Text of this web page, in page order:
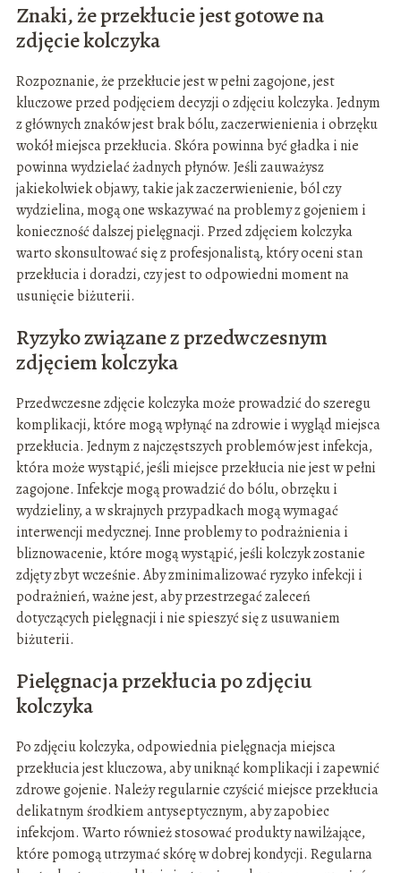
Znaki, że przekłucie jest gotowe na
zdjęcie kolczyka
Rozpoznanie, że przekłucie jest w pełni zagojone, jest
kluczowe przed podjęciem decyzji o zdjęciu kolczyka. Jednym
z głównych znaków jest brak bólu, zaczerwienienia i obrzęku
wokół miejsca przekłucia. Skóra powinna być gładka i nie
powinna wydzielać żadnych płynów. Jeśli zauważysz
jakiekolwiek objawy, takie jak zaczerwienienie, ból czy
wydzielina, mogą one wskazywać na problemy z gojeniem i
konieczność dalszej pielęgnacji. Przed zdjęciem kolczyka
warto skonsultować się z profesjonalistą, który oceni stan
przekłucia i doradzi, czy jest to odpowiedni moment na
usunięcie biżuterii.
Ryzyko związane z przedwczesnym
zdjęciem kolczyka
Przedwczesne zdjęcie kolczyka może prowadzić do szeregu
komplikacji, które mogą wpłynąć na zdrowie i wygląd miejsca
przekłucia. Jednym z najczęstszych problemów jest infekcja,
która może wystąpić, jeśli miejsce przekłucia nie jest w pełni
zagojone. Infekcje mogą prowadzić do bólu, obrzęku i
wydzieliny, a w skrajnych przypadkach mogą wymagać
interwencji medycznej. Inne problemy to podrażnienia i
bliznowacenie, które mogą wystąpić, jeśli kolczyk zostanie
zdjęty zbyt wcześnie. Aby zminimalizować ryzyko infekcji i
podrażnień, ważne jest, aby przestrzegać zaleceń
dotyczących pielęgnacji i nie spieszyć się z usuwaniem
biżuterii.
Pielęgnacja przekłucia po zdjęciu
kolczyka
Po zdjęciu kolczyka, odpowiednia pielęgnacja miejsca
przekłucia jest kluczowa, aby uniknąć komplikacji i zapewnić
zdrowe gojenie. Należy regularnie czyścić miejsce przekłucia
delikatnym środkiem antyseptycznym, aby zapobiec
infekcjom. Warto również stosować produkty nawilżające,
które pomogą utrzymać skórę w dobrej kondycji. Regularna